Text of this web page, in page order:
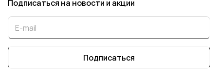
Подписаться на новости и акции
Подписаться